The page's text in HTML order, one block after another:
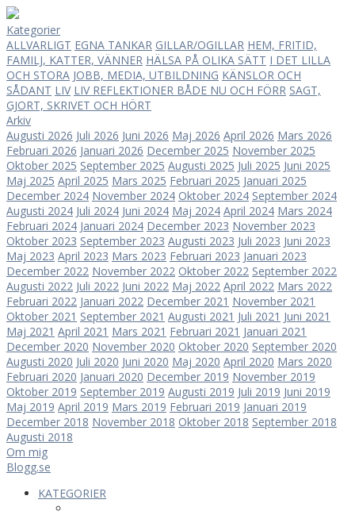
Kategorier
ALLVARLIGT EGNA TANKAR GILLAR/OGILLAR HEM, FRITID,
FAMILJ, KATTER, VÄNNER HÄLSA PÅ OLIKA SÄTT I DET LILLA
OCH STORA JOBB, MEDIA, UTBILDNING KÄNSLOR OCH
SÅDANT LIV LIV REFLEKTIONER BÅDE NU OCH FÖRR SAGT,
GJORT, SKRIVET OCH HÖRT
Arkiv
Augusti 2026 Juli 2026 Juni 2026 Maj 2026 April 2026 Mars 2026
Februari 2026 Januari 2026 December 2025 November 2025
Oktober 2025 September 2025 Augusti 2025 Juli 2025 Juni 2025
Maj 2025 April 2025 Mars 2025 Februari 2025 Januari 2025
December 2024 November 2024 Oktober 2024 September 2024
Augusti 2024 Juli 2024 Juni 2024 Maj 2024 April 2024 Mars 2024
Februari 2024 Januari 2024 December 2023 November 2023
Oktober 2023 September 2023 Augusti 2023 Juli 2023 Juni 2023
Maj 2023 April 2023 Mars 2023 Februari 2023 Januari 2023
December 2022 November 2022 Oktober 2022 September 2022
Augusti 2022 Juli 2022 Juni 2022 Maj 2022 April 2022 Mars 2022
Februari 2022 Januari 2022 December 2021 November 2021
Oktober 2021 September 2021 Augusti 2021 Juli 2021 Juni 2021
Maj 2021 April 2021 Mars 2021 Februari 2021 Januari 2021
December 2020 November 2020 Oktober 2020 September 2020
Augusti 2020 Juli 2020 Juni 2020 Maj 2020 April 2020 Mars 2020
Februari 2020 Januari 2020 December 2019 November 2019
Oktober 2019 September 2019 Augusti 2019 Juli 2019 Juni 2019
Maj 2019 April 2019 Mars 2019 Februari 2019 Januari 2019
December 2018 November 2018 Oktober 2018 September 2018
Augusti 2018
Om mig
Blogg.se
KATEGORIER